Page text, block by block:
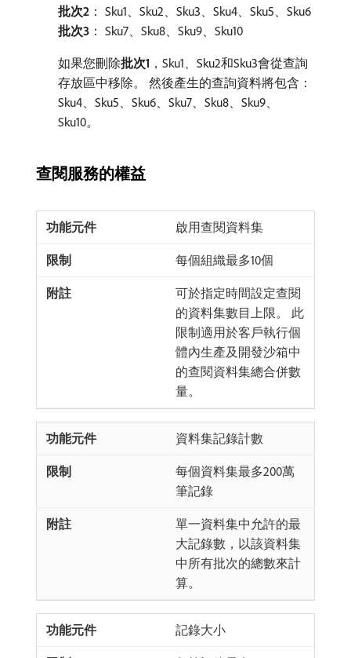
批次2 ： Sku1、Sku2、Sku3、Sku4、Sku5、Sku6
批次3 ： Sku7、Sku8、Sku9、Sku10
如果您刪除​批次1 ，Sku1、Sku2和Sku3會從查詢
存放區中移除。 然後產生的查詢資料將包含：
Sku4、Sku5、Sku6、Sku7、Sku8、Sku9、
Sku10。
查閱服務的權益
啟用查閱資料集
每個組織最多10個
可於指定時間設定查閱
的資料集數目上限。 此
限制適用於客戶執行個
體內生產及開發沙箱中
的查閱資料集總合併數
量。
資料集記錄計數
每個資料集最多200萬
筆記錄
單一資料集中允許的最
大記錄數，以該資料集
中所有批次的總數來計
算。
記錄大小